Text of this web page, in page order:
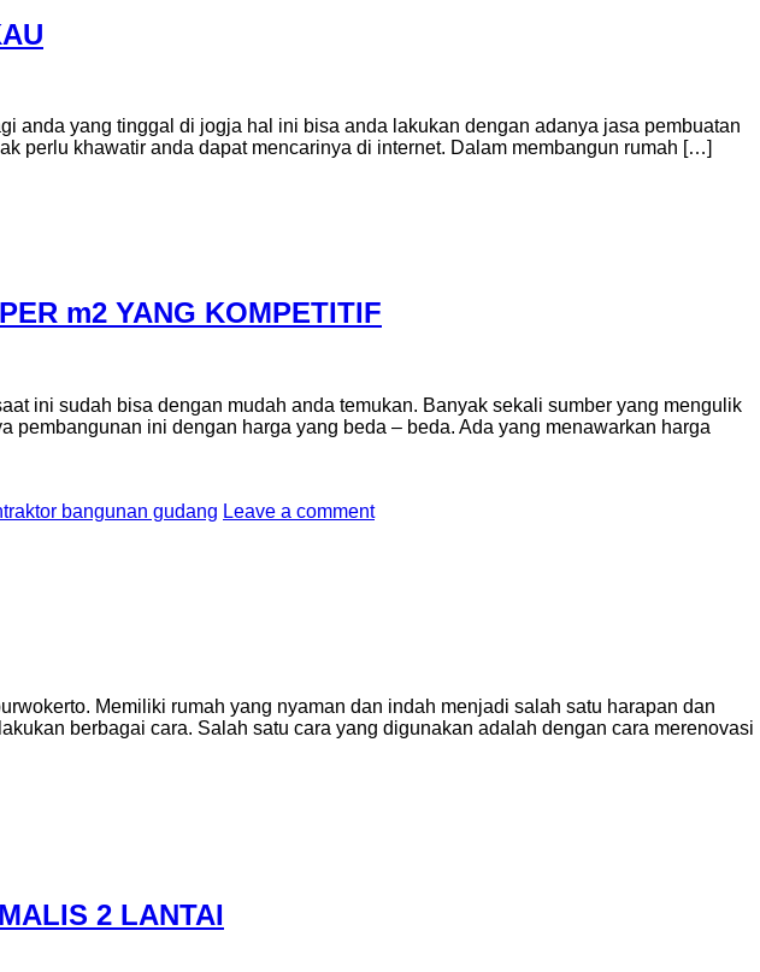
anda yang tinggal di jogja hal ini bisa anda lakukan dengan adanya jasa pembuatan
perlu khawatir anda dapat mencarinya di internet. Dalam membangun rumah […]
m2 YANG KOMPETITIF
ini sudah bisa dengan mudah anda temukan. Banyak sekali sumber yang mengulik
ini dengan harga yang beda – beda. Ada yang menawarkan harga
bangunan gudang Leave a comment
Memiliki rumah yang nyaman dan indah menjadi salah satu harapan dan
berbagai cara. Salah satu cara yang digunakan adalah dengan cara merenovasi
2 LANTAI